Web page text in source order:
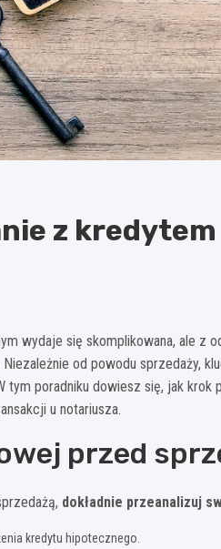
z
wydaje się skomplikowana, ale z
od powodu sprzedaży,
poradniku dowiesz się, jak krok
u notariusza.
przed
dokładnie przeanalizuj
kredytu hipotecznego.